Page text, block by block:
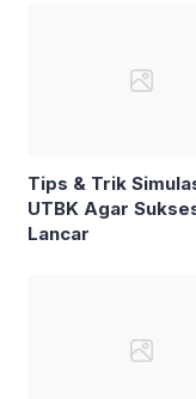
Tips & Trik
UTBK Agar
Lancar